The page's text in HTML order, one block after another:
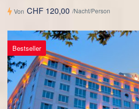
Von CHF 120,00 /Nacht/Person
Bestseller